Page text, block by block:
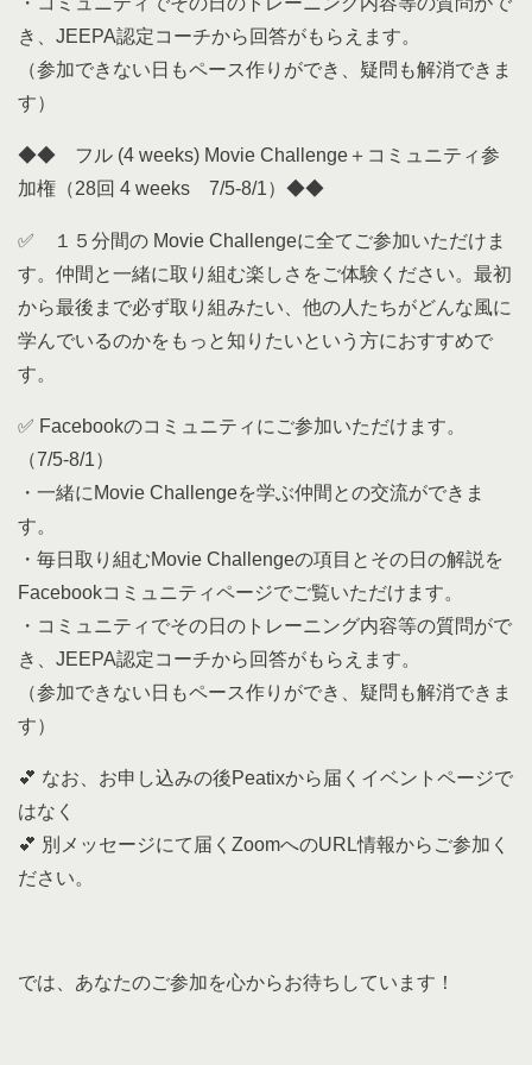
き、JEEPA認定コーチから回答がもらえます。
（参加できない日もペース作りができ、疑問も解消できま
す）
◆◆ フル (4 weeks) Movie Challenge＋コミュニティ参
加権（28回 4 weeks 7/5-8/1）◆◆
✅ １５分間の Movie Challengeに全てご参加いただけま
す。仲間と一緒に取り組む楽しさをご体験ください。最初
から最後まで必ず取り組みたい、他の人たちがどんな風に
学んでいるのかをもっと知りたいという方におすすめで
す。
✅ Facebookのコミュニティにご参加いただけます。
（7/5-8/1）
・一緒にMovie Challengeを学ぶ仲間との交流ができま
す。
・毎日取り組むMovie Challengeの項目とその日の解説を
Facebookコミュニティページでご覧いただけます。
・コミュニティでその日のトレーニング内容等の質問がで
き、JEEPA認定コーチから回答がもらえます。
（参加できない日もペース作りができ、疑問も解消できま
す）
💕 なお、お申し込みの後Peatixから届くイベントページで
はなく
💕 別メッセージにて届くZoomへのURL情報からご参加く
ださい。
では、あなたのご参加を心からお待ちしています！